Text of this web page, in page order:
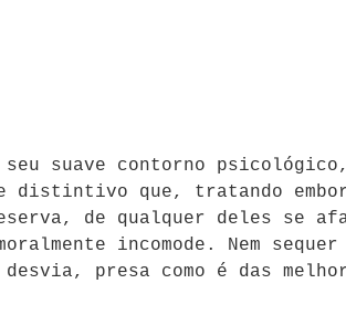
suave contorno
que, tratando
de qualquer deles se
incomode. Nem
presa como é das